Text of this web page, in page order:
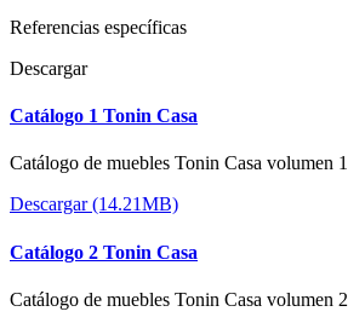
Referencias específicas
Descargar
Catálogo 1 Tonin Casa
Catálogo de muebles Tonin Casa volumen 1
Descargar (14.21MB)
Catálogo 2 Tonin Casa
Catálogo de muebles Tonin Casa volumen 2